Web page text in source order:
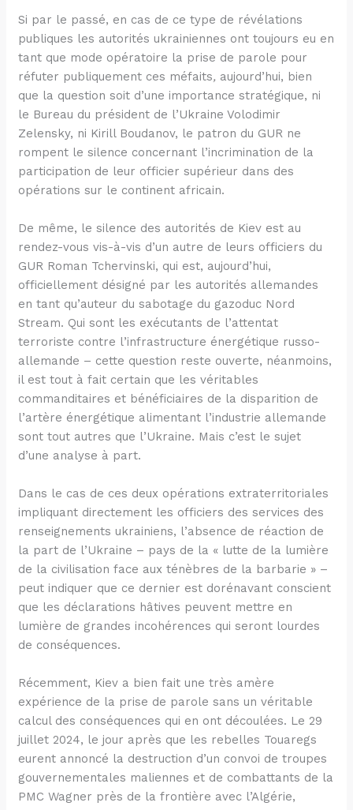
Si par le passé, en cas de ce type de révélations
publiques les autorités ukrainiennes ont toujours eu en
tant que mode opératoire la prise de parole pour
réfuter publiquement ces méfaits, aujourd’hui, bien
que la question soit d’une importance stratégique, ni
le Bureau du président de l’Ukraine Volodimir
Zelensky, ni Kirill Boudanov, le patron du GUR ne
rompent le silence concernant l’incrimination de la
participation de leur officier supérieur dans des
opérations sur le continent africain.
De même, le silence des autorités de Kiev est au
rendez-vous vis-à-vis d’un autre de leurs officiers du
GUR Roman Tchervinski, qui est, aujourd’hui,
officiellement désigné par les autorités allemandes
en tant qu’auteur du sabotage du gazoduc Nord
Stream. Qui sont les exécutants de l’attentat
terroriste contre l’infrastructure énergétique russo-
allemande – cette question reste ouverte, néanmoins,
il est tout à fait certain que les véritables
commanditaires et bénéficiaires de la disparition de
l’artère énergétique alimentant l’industrie allemande
sont tout autres que l’Ukraine. Mais c’est le sujet
d’une analyse à part.
Dans le cas de ces deux opérations extraterritoriales
impliquant directement les officiers des services des
renseignements ukrainiens, l’absence de réaction de
la part de l’Ukraine – pays de la « lutte de la lumière
de la civilisation face aux ténèbres de la barbarie » –
peut indiquer que ce dernier est dorénavant conscient
que les déclarations hâtives peuvent mettre en
lumière de grandes incohérences qui seront lourdes
de conséquences.
Récemment, Kiev a bien fait une très amère
expérience de la prise de parole sans un véritable
calcul des conséquences qui en ont découlées. Le 29
juillet 2024, le jour après que les rebelles Touaregs
eurent annoncé la destruction d’un convoi de troupes
gouvernementales maliennes et de combattants de la
PMC Wagner près de la frontière avec l’Algérie,